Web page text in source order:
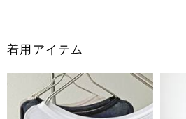
着用アイテム